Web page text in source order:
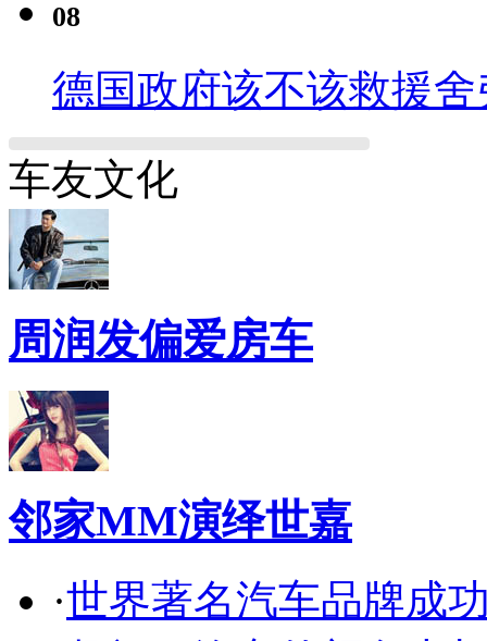
08
德国政府该不该救援舍
车友文化
周润发偏爱房车
邻家MM演绎世嘉
·世界著名汽车品牌成